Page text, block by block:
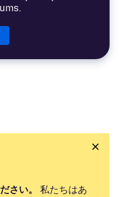
さい。
私たちはあ